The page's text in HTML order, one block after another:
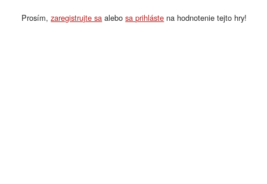
Prosím,zaregistrujte sa alebosa prihláste na hodnotenie tejto hry!